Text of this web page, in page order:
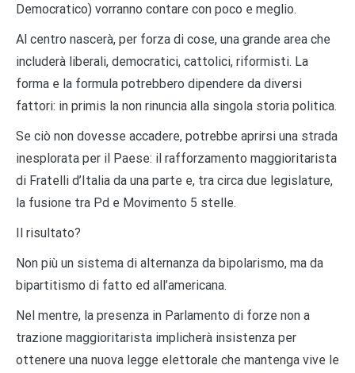
Democratico) vorranno contare con poco e meglio.
Al centro nascerà, per forza di cose, una grande area che
includerà liberali, democratici, cattolici, riformisti. La
forma e la formula potrebbero dipendere da diversi
fattori: in primis la non rinuncia alla singola storia politica.
Se ciò non dovesse accadere, potrebbe aprirsi una strada
inesplorata per il Paese: il rafforzamento maggioritarista
di Fratelli d’Italia da una parte e, tra circa due legislature,
la fusione tra Pd e Movimento 5 stelle.
Il risultato?
Non più un sistema di alternanza da bipolarismo, ma da
bipartitismo di fatto ed all’americana.
Nel mentre, la presenza in Parlamento di forze non a
trazione maggioritarista implicherà insistenza per
ottenere una nuova legge elettorale che mantenga vive le